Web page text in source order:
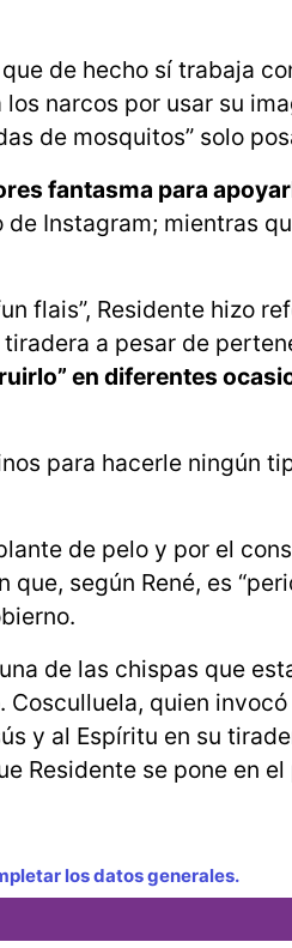
de hecho sí trabaja
narcos por usar su
de mosquitos” solo
fantasma para
Instagram; mientras
flais”, Residente hizo
a pesar de
en diferentes
para hacerle ningún
de pelo y por el
según René, es
de las chispas que
quien
y al Espíritu en su
Residente se pone en el
los datos generales.